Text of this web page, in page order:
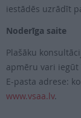
iestādēs uzrādīt
Noderīga saite
Plašāku
apmēru vari iegūt
E-pasta adrese:
www.vsaa.lv.